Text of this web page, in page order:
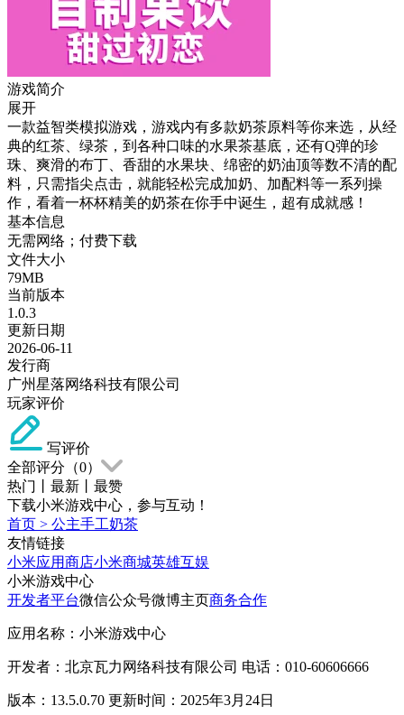
游戏简介
展开
一款益智类模拟游戏，游戏内有多款奶茶原料等你来选，从经
典的红茶、绿茶，到各种口味的水果茶基底，还有Q弹的珍
珠、爽滑的布丁、香甜的水果块、绵密的奶油顶等数不清的配
料，只需指尖点击，就能轻松完成加奶、加配料等一系列操
作，看着一杯杯精美的奶茶在你手中诞生，超有成就感！
基本信息
无需网络；付费下载
文件大小
79MB
当前版本
1.0.3
更新日期
2026-06-11
发行商
广州星落网络科技有限公司
玩家评价
写评价
全部评分（0）
热门
最新
最赞
下载小米游戏中心，参与互动！
首页 > 公主手工奶茶
友情链接
小米应用商店小米商城英雄互娱
小米游戏中心
开发者平台微信公众号微博主页商务合作
应用名称：小米游戏中心
开发者：北京瓦力网络科技有限公司 电话：010-60606666
版本：13.5.0.70 更新时间：2025年3月24日